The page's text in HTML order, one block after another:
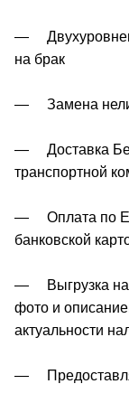
—
на брак
— Замена
— Доставка
транспортной
— Оплата по
банковской
— Выгрузка на
фото и
актуальности
—